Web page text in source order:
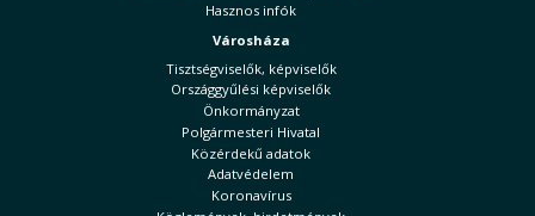
Hasznos infók
Városháza
Tisztségviselők, képviselők
Országgyűlési képviselők
Önkormányzat
Polgármesteri Hivatal
Közérdekű adatok
Adatvédelem
Koronavírus